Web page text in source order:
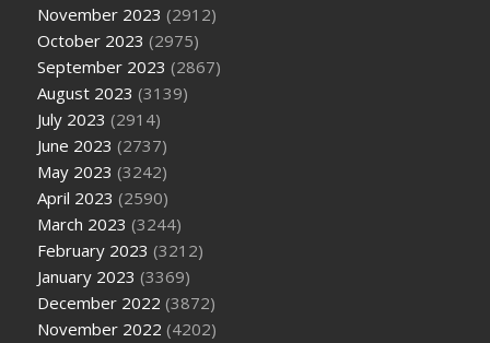
November 2023 (2912)
October 2023 (2975)
September 2023 (2867)
August 2023 (3139)
July 2023 (2914)
June 2023 (2737)
May 2023 (3242)
April 2023 (2590)
March 2023 (3244)
February 2023 (3212)
January 2023 (3369)
December 2022 (3872)
November 2022 (4202)